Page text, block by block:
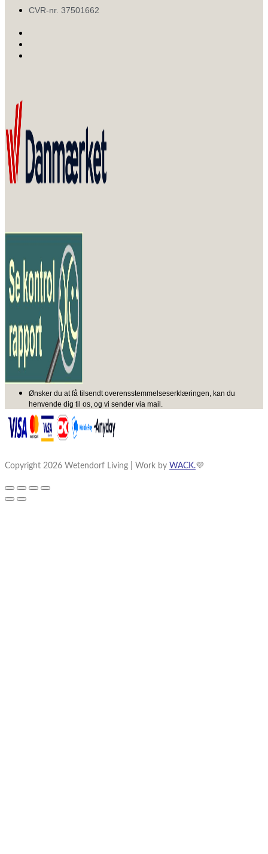
CVR-nr. 37501662
Ønsker du at få tilsendt overensstemmelseserklæringen, kan du
henvende dig til os, og vi sender via mail.
Copyright 2026 Wetendorf Living | Work by WACK.💜